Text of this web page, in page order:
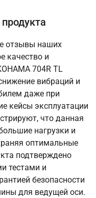
отзывы наших
качество и
704R TL
вибраций и
даже при
кейсы эксплуатации
что данная
нагрузки и
оптимальные
подтверждено
тестами и
безопасности
для ведущей оси.